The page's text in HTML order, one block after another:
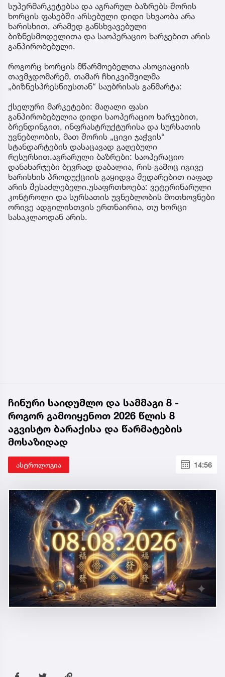
სუპერმარკეტებსა და აგრარულ ბაზრებს შორის
ხორცის ფასებში არსებული დიდი სხვაობა არა
ხარისხით, არამედ განსხვავებული
ბიზნესმოდელითა და საოპერაციო ხარჯებით არის
განპირობებული.
როგორც ხორცის მწარმოებელთა ასოციაციის
თავმჯდომარემ, თამარ ჩხიკვიშვილმა
„ბიზნესპრესნიუსთან“ საუბრისას განმარტა:
ქსელური მარკეტები: მაღალი ფასი
განპირობებულია დიდი საოპერაციო ხარჯებით,
ბრენდინგით, ინფრასტრუქტურისა და სურსათის
უვნებლობის, მათ შორის „ცივი ჯაჭვის“
სტანდარტების დასაცავად გაღებული
რესურსით.აგრარული ბაზრები: საოპერაციო
დანახარჯები ბევრად დაბალია, რის გამოც იგივე
ხარისხის პროდუქციის გაყიდვა შედარებით იაფად
არის შესაძლებელი.უსაფრთხოება: ვეტერინარული
კონტროლი და სურსათის უვნებლობის მოთხოვნები
ორივე ადგილისთვის ერთნაირია, თუ ხორცი
სასაკლაოდან არის.
ჩინური საიდუმლო და სამმაგი 8 -
როგორ გამოიყენოთ 2026 წლის 8
აგვისტო ბარაქისა და წარმატების
მოსაზიდად
ასტროლოგია 14:56